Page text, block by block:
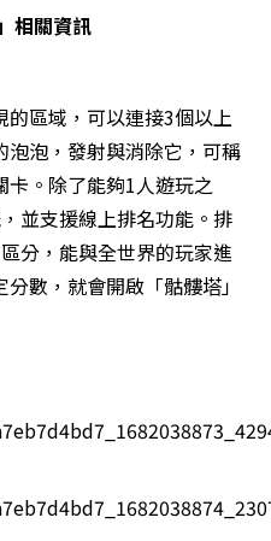
相關資訊
的區域，可以連接3個以上
泡，發射與消除它，可稱
。除了能夠1人遊玩之
並支援線上排名功能。排
分，能與全世界的玩家進
數，就會開啟「骷髏塔」